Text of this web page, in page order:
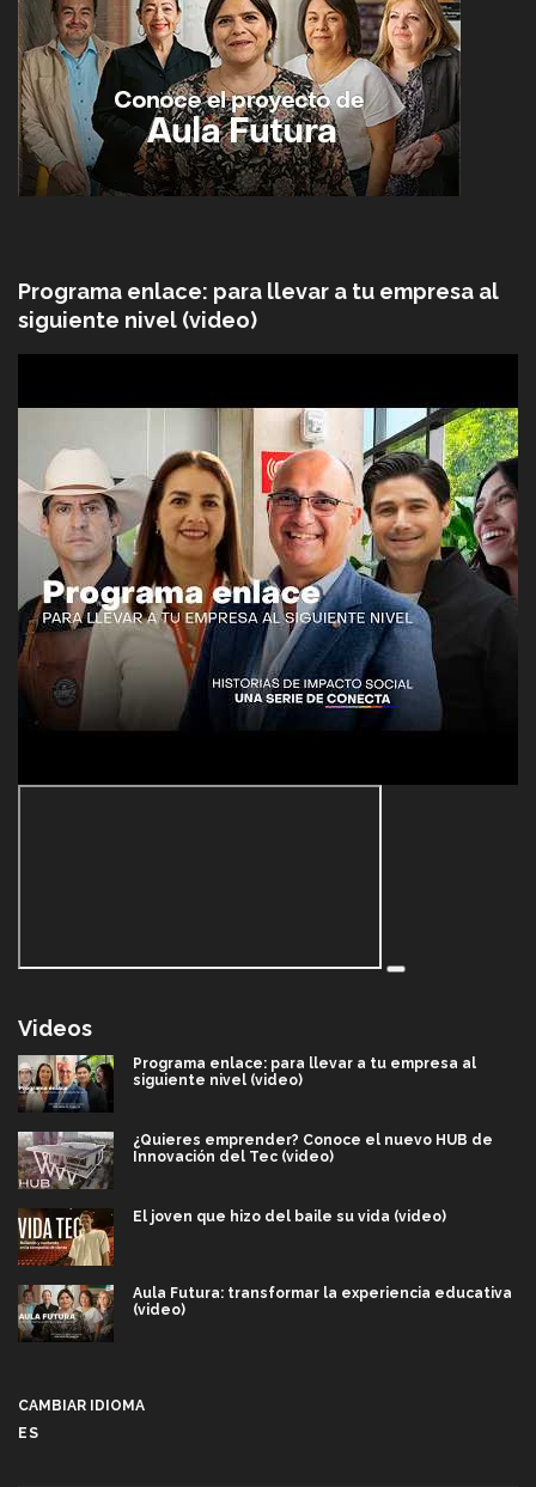
Programa enlace: para llevar a tu empresa al
siguiente nivel (video)
Videos
Programa enlace: para llevar a tu empresa al
siguiente nivel (video)
¿Quieres emprender? Conoce el nuevo HUB de
Innovación del Tec (video)
El joven que hizo del baile su vida (video)
Aula Futura: transformar la experiencia educativa
(video)
CAMBIAR IDIOMA
ES